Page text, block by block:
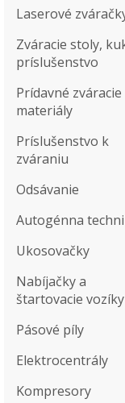
Laserové
Zváracie stoly,
príslušenstvo
Prídavné zváracie
materiály
Príslušenstvo k
zváraniu
Odsávanie
Autogénna
Ukosovačky
Nabíjačky a
štartovacie vozíky
Pásové píly
Elektrocentrály
Kompresory